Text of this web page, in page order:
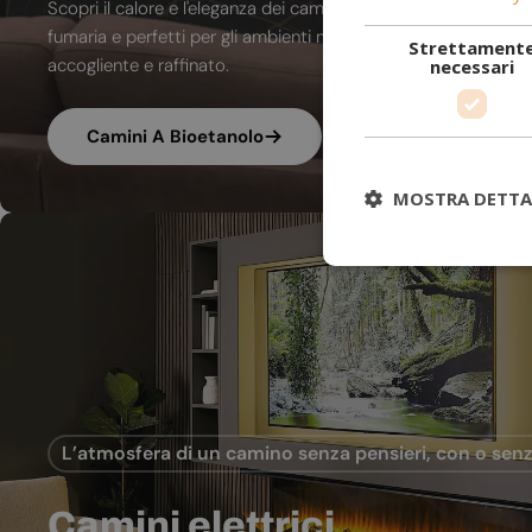
Scopri il calore e l'eleganza dei camini a bioetanolo. A
fumaria e perfetti per gli ambienti moderni, trasformano ogni
accogliente e raffinato.
Camini A Bioetanolo
L’atmosfera di un camino senza pensieri, con o
necessari
MOSTRA